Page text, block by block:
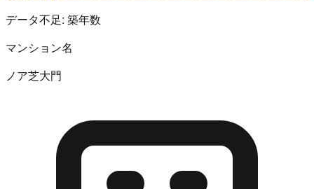
データ不足: 築年数
マンション名
ノア芝大門